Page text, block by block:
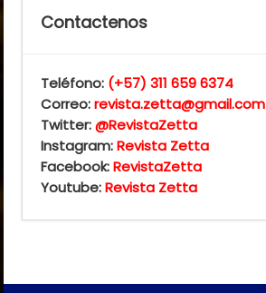
Contactenos
Teléfono: (+57) 311 659 6374
Correo:revista.zetta@gmail.com
Twitter:@RevistaZetta
Instagram:Revista Zetta
Facebook:RevistaZetta
Youtube:Revista Zetta